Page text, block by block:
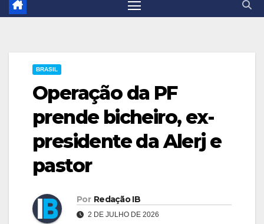
BRASIL
Operação da PF
prende bicheiro, ex-
presidente da Alerj e
pastor
Por Redação IB
2 DE JULHO DE 2026